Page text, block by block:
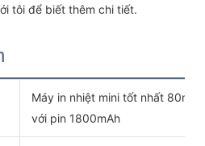
tôi để biết thêm chi tiết.
Máy in nhiệt mini tốt nhất
với pin 1800mAh